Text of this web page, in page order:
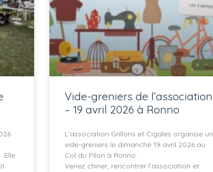
Elle
Vide-greniers de l’association
– 19 avril 2026 à Ronno
L’association Grillons et Cigales organise un
vide-greniers le dimanche 19 avril 2026 au
Col du Pilon à Ronno.
Venez chiner, rencontrer l’association et